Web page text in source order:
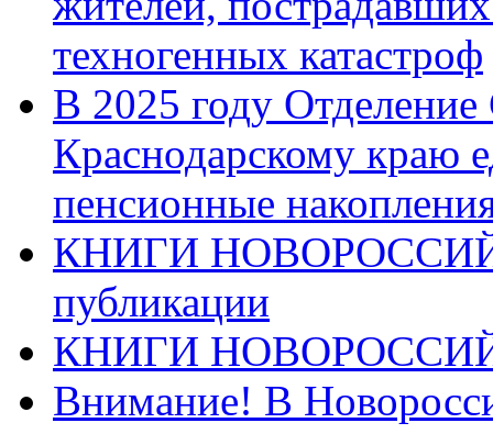
техногенных катастроф
В 2025 году
Краснодарскому краю
пенсионные
КНИГИ
публикации
КНИГИ
Внимание! В